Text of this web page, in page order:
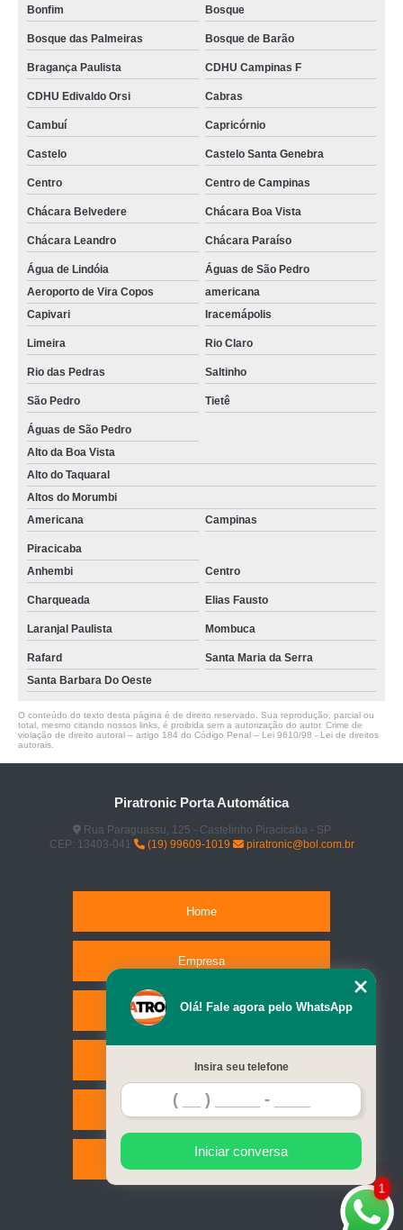
Bonfim Bosque
Bosque das Palmeiras Bosque de Barão
Bragança Paulista CDHU Campinas F
CDHU Edivaldo Orsi Cabras
Cambuí Capricórnio
Castelo Castelo Santa Genebra
Centro Centro de Campinas
Chácara Belvedere Chácara Boa Vista
Chácara Leandro Chácara Paraíso
Água de Lindóia
Águas de São Pedro
Aeroporto de Vira Copos
americana
Capivari
Iracemápolis
Limeira Rio Claro
Rio das Pedras Saltinho
São Pedro Tietê
Águas de São Pedro
Alto da Boa Vista
Alto do Taquaral
Altos do Morumbi
Americana
Campinas
Piracicaba
Anhembi
Centro
Charqueada Elias Fausto
Laranjal Paulista Mombuca
Rafard
Santa Maria da Serra
Santa Barbara Do Oeste
O conteúdo do texto desta página é de direito reservado. Sua reprodução, parcial ou
total, mesmo citando nossos links, é proibida sem a autorização do autor. Crime de
violação de direito autoral – artigo 184 do Código Penal – Lei 9610/98 - Lei de direitos
autorais
Piratronic Porta Automática
Rua Paraguassu, 125 - Castelinho Piracicaba - SP
CEP: 13403-041
(19) 99609-1019 piratronic@bol.com.br
Home
Empresa
Missão
Serviços
Contato
Mapa do site
1
Olá! Fale agora pelo WhatsApp
Insira seu telefone
Iniciar conversa